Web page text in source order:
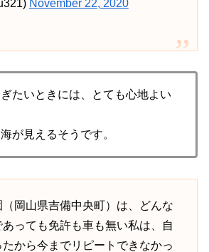
November 22, 2020
たいときには、とても心地よい
が見えるそうです。
岡山県吉備中央町）は、どんな
っても免許も車も無い私は、自
から今までリピートできなかっ